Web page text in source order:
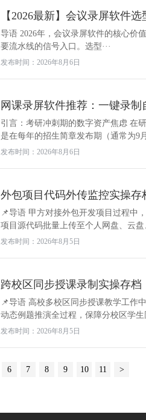
【2026最新】会议录屏软件
导语 2026年，会议录屏软件的核心价
要流水线的信号入口。选型···
发布时间：2026年8月6日
网课录屏软件推荐：一键录
引言：考研冲刺期的数字资产焦虑 在
是在每年的招生简章发布期（通常为9
发布时间：2026年8月6日
外包项目代码外传监控实操
📌导语 甲方对接外包开发项目过程中
项目源代码批量上传至个人网盘、云盘
发布时间：2026年8月5日
跨校区同步授课录制实操存
📌导语 高校多校区同步授课教学工作
动态例题推演全过程，保障分校区学生
发布时间：2026年8月5日
6 7 8 9 10 11 >